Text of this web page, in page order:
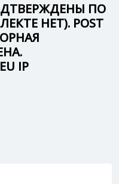
ПО
НЕТ). POST
IP